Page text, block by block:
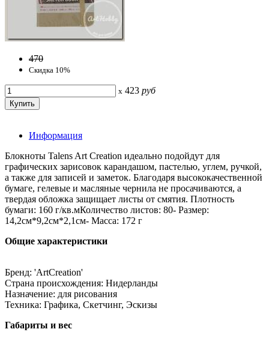
470
Скидка 10%
x 423 руб
Информация
Блокноты Talens Art Creation идеально подойдут для
графических зарисовок карандашом, пастелью, углем, ручкой,
а также для записей и заметок. Благодаря высококачественной
бумаге, гелевые и масляные чернила не просачиваются, а
твердая обложка защищает листы от смятия. Плотность
бумаги: 160 г/кв.мКоличество листов: 80- Размер:
14,2см*9,2см*2,1см- Масса: 172 г
Общие характеристики
Бренд: 'ArtCreation'
Страна происхождения: Нидерланды
Назначение: для рисования
Техника: Графика, Скетчинг, Эскизы
Габариты и вес